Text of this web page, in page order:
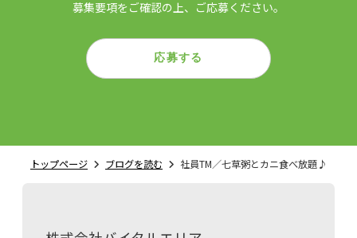
募集要項をご確認の上、ご応募ください。
応募する
トップページ ブログを読む 社員TM／七草粥とカニ食べ放題♪